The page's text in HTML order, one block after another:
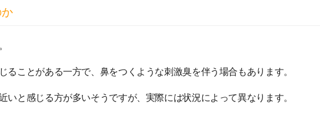
ることがある一方で、鼻をつくような刺激臭を伴う場合もあります。
いと感じる方が多いそうですが、実際には状況によって異なります。